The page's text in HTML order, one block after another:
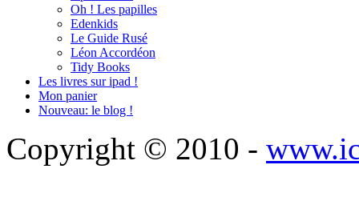
Oh ! Les papilles
Edenkids
Le Guide Rusé
Léon Accordéon
Tidy Books
Les livres sur ipad !
Mon panier
Nouveau: le blog !
Copyright © 2010 -